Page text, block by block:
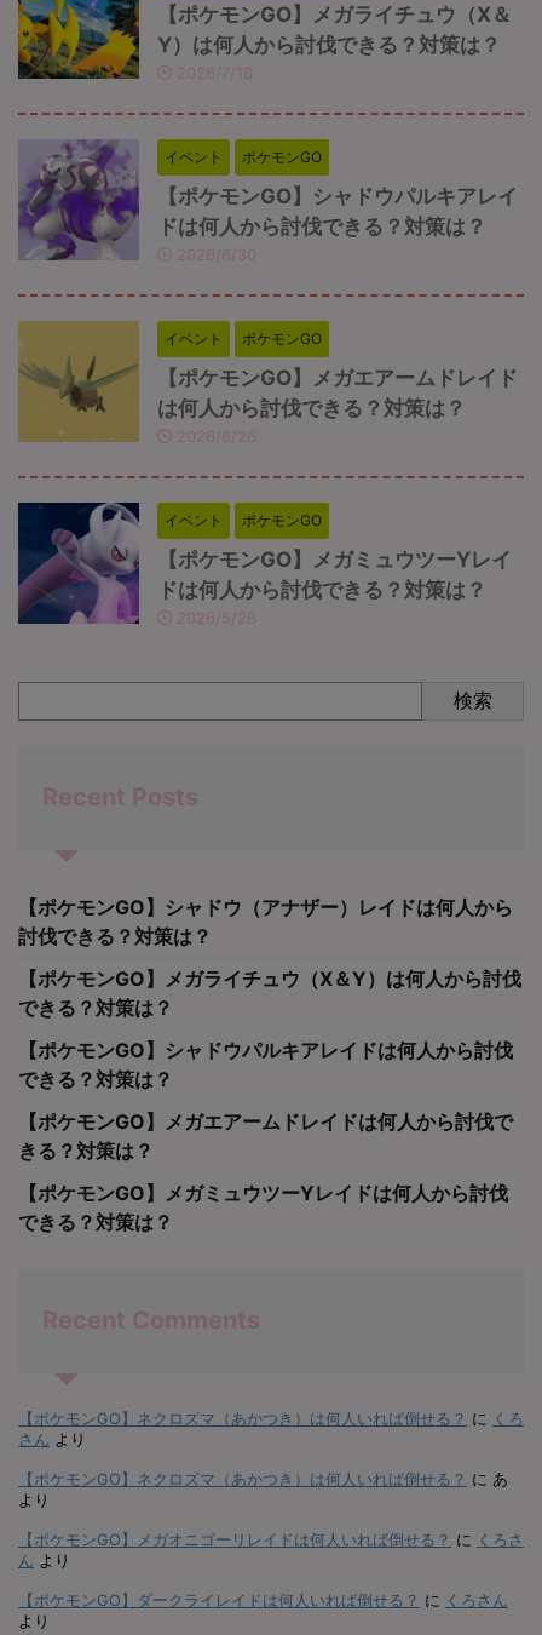
【ポケモンGO】メガライチュウ（X＆
Y）は何人から討伐できる？対策は？
2026/7/18
イベント ポケモンGO
【ポケモンGO】シャドウパルキアレイ
ドは何人から討伐できる？対策は？
2026/6/30
イベント ポケモンGO
【ポケモンGO】メガエアームドレイド
は何人から討伐できる？対策は？
2026/6/26
イベント ポケモンGO
【ポケモンGO】メガミュウツーYレイ
ドは何人から討伐できる？対策は？
2026/5/28
検索
Recent Posts
【ポケモンGO】シャドウ（アナザー）レイドは何人から
討伐できる？対策は？
【ポケモンGO】メガライチュウ（X＆Y）は何人から討伐
できる？対策は？
【ポケモンGO】シャドウパルキアレイドは何人から討伐
できる？対策は？
【ポケモンGO】メガエアームドレイドは何人から討伐で
きる？対策は？
【ポケモンGO】メガミュウツーYレイドは何人から討伐
できる？対策は？
Recent Comments
【ポケモンGO】ネクロズマ（あかつき）は何人いれば倒せる？ に くろ
さん より
【ポケモンGO】ネクロズマ（あかつき）は何人いれば倒せる？ に あ
より
【ポケモンGO】メガオニゴーリレイドは何人いれば倒せる？ に くろさ
ん より
【ポケモンGO】ダークライレイドは何人いれば倒せる？ に くろさん
より